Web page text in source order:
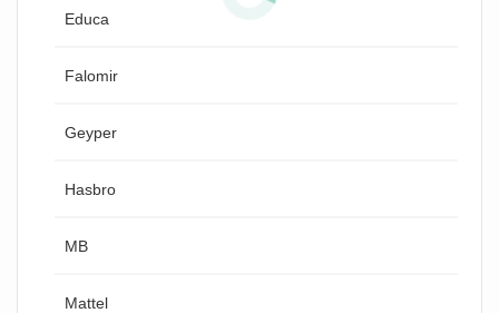
Educa
Falomir
Geyper
Hasbro
MB
Mattel